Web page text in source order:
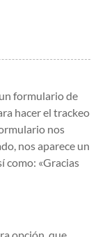
formulario de
hacer el trackeo
nos
nos aparece un
como: «Gracias